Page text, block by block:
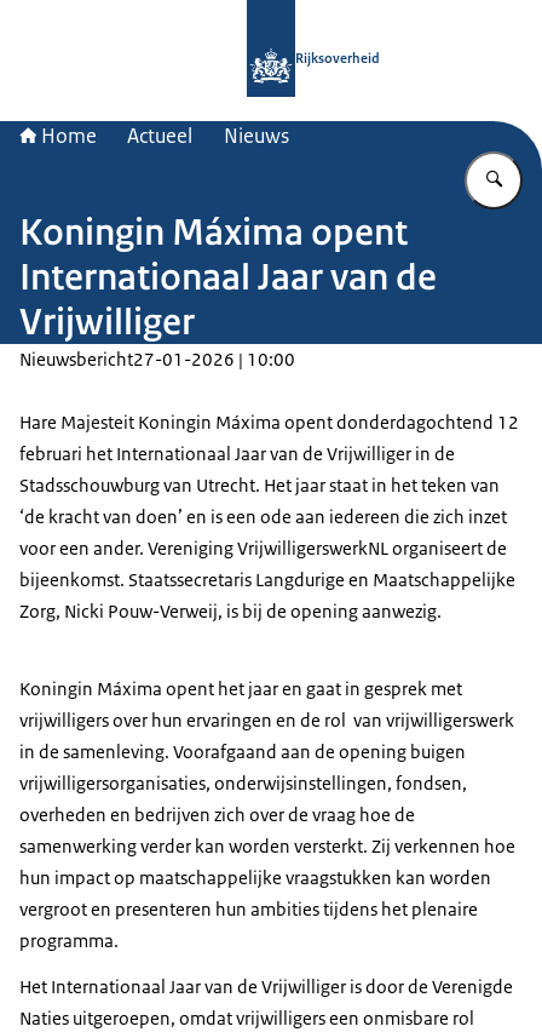
Rijksoverheid
Home Actueel Nieuws
Koningin Máxima opent
Internationaal Jaar van de
Vrijwilliger
Nieuwsbericht27-01-2026 | 10:00
Hare Majesteit Koningin Máxima opent donderdagochtend 12
februari het Internationaal Jaar van de Vrijwilliger in de
Stadsschouwburg van Utrecht. Het jaar staat in het teken van
‘de kracht van doen’ en is een ode aan iedereen die zich inzet
voor een ander. Vereniging VrijwilligerswerkNL organiseert de
bijeenkomst. Staatssecretaris Langdurige en Maatschappelijke
Zorg, Nicki Pouw-Verweij, is bij de opening aanwezig.
Koningin Máxima opent het jaar en gaat in gesprek met
vrijwilligers over hun ervaringen en de rol van vrijwilligerswerk
in de samenleving. Voorafgaand aan de opening buigen
vrijwilligersorganisaties, onderwijsinstellingen, fondsen,
overheden en bedrijven zich over de vraag hoe de
samenwerking verder kan worden versterkt. Zij verkennen hoe
hun impact op maatschappelijke vraagstukken kan worden
vergroot en presenteren hun ambities tijdens het plenaire
programma.
Het Internationaal Jaar van de Vrijwilliger is door de Verenigde
Naties uitgeroepen, omdat vrijwilligers een onmisbare rol